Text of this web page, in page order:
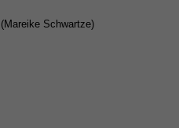
Schwartze)